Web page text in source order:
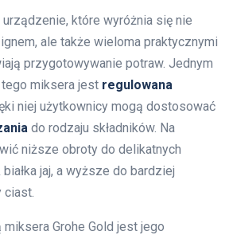
które wyróżnia się nie
ale także wieloma praktycznymi
przygotowywanie potraw. Jednym
miksera jest regulowana
niej użytkownicy mogą dostosować
do rodzaju składników. Na
niższe obroty do delikatnych
białka jaj, a wyższe do bardziej
ciast.
Grohe Gold jest jego